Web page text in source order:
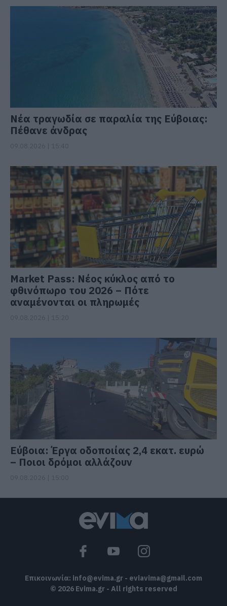
Νέα τραγωδία σε παραλία της Εύβοιας:
Πέθανε άνδρας
Market Pass: Νέος κύκλος από το
φθινόπωρο του 2026 – Πότε
αναμένονται οι πληρωμές
Εύβοια: Έργα οδοποιίας 2,4 εκατ. ευρώ
– Ποιοι δρόμοι αλλάζουν
Επικοινωνία: info@evima.gr - eviavima@gmail.com
© 2026 Evima.gr - All rights reserved